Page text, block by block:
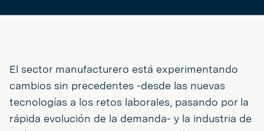
El sector manufacturero está experimentando
cambios sin precedentes -desde las nuevas
tecnologías a los retos laborales, pasando por la
rápida evolución de la demanda- y la industria de